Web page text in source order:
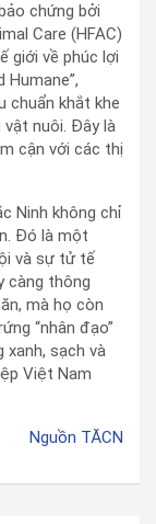
chứng bởi
Care (HFAC)
giới về phúc lợi
chuẩn khắt khe
nuôi. Đây là
cận với các thị
Ninh không chỉ
Đó là một
và sự tử tế
càng thông
mà họ còn
“nhân đạo”
xanh, sạch và
Việt Nam
Nguồn TĂCN